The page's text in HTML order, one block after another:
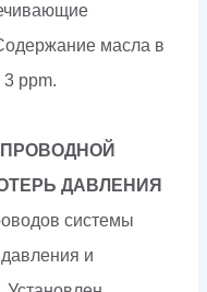
масла в
ppm.
ДАВЛЕНИЯ
системы
и